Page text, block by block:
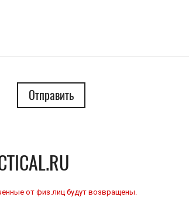
от физ.лиц будут возвращены.